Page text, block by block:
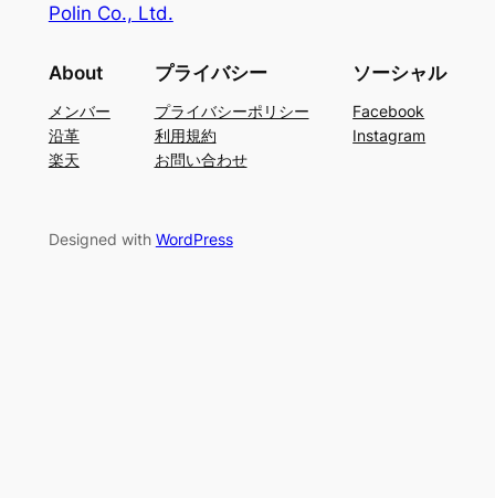
Polin Co., Ltd.
About
メンバー
沿革
楽天
プライバシー
プライバシーポリシー
利用規約
お問い合わせ
ソーシャル
Facebook
Instagram
Designed with WordPress